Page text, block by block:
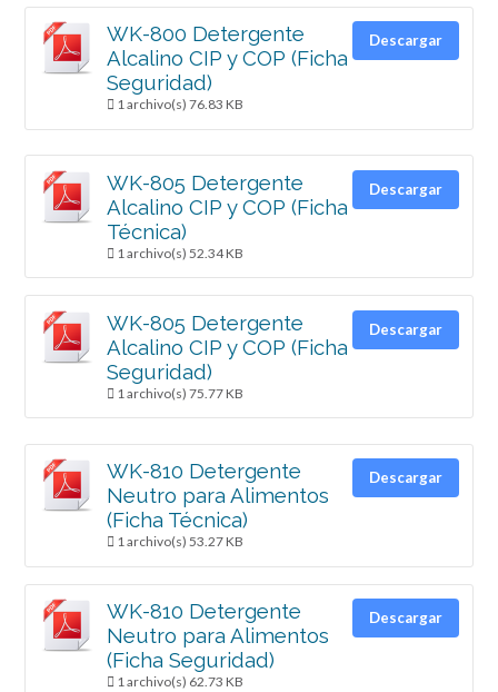
WK-800 Detergente
Alcalino CIP y COP (Ficha
Seguridad)
1 archivo(s) 76.83 KB
Descargar
WK-805 Detergente
Alcalino CIP y COP (Ficha
Técnica)
1 archivo(s) 52.34 KB
Descargar
WK-805 Detergente
Alcalino CIP y COP (Ficha
Seguridad)
1 archivo(s) 75.77 KB
Descargar
WK-810 Detergente
Neutro para Alimentos
(Ficha Técnica)
1 archivo(s) 53.27 KB
Descargar
WK-810 Detergente
Neutro para Alimentos
(Ficha Seguridad)
1 archivo(s) 62.73 KB
Descargar